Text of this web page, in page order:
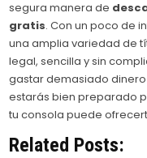
segura manera de
gratis. Con un poco de
una amplia variedad de
legal, sencilla y sin
gastar demasiado
estarás bien preparado
tu consola puede
Related Posts: